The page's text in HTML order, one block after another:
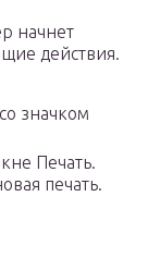
начнет
действия.
значком
Печать.
печать.